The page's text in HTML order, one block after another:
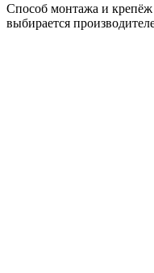
Способ монтажа и крепёж
выбирается